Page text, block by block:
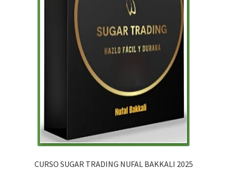
CURSO SUGAR TRADING NUFAL BAKKALI 2025